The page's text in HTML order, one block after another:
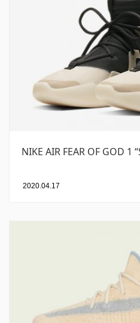
NIKE AIR FEAR OF GOD 1
2020.04.17